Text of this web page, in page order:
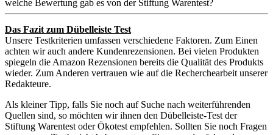
welche Bewertung gab es von der Stiftung Warentest?
Das Fazit zum Dübelleiste Test
Unsere Testkriterien umfassen verschiedene Faktoren. Zum Einen
achten wir auch andere Kundenrezensionen. Bei vielen Produkten
spiegeln die Amazon Rezensionen bereits die Qualität des Produkts
wieder. Zum Anderen vertrauen wie auf die Recherchearbeit unserer
Redakteure.
Als kleiner Tipp, falls Sie noch auf Suche nach weiterführenden
Quellen sind, so möchten wir ihnen den Dübelleiste-Test der
Stiftung Warentest oder Ökotest empfehlen. Sollten Sie noch Fragen